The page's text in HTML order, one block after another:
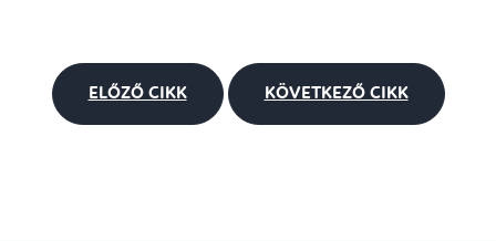
ELŐZŐ CIKK KÖVETKEZŐ CIKK